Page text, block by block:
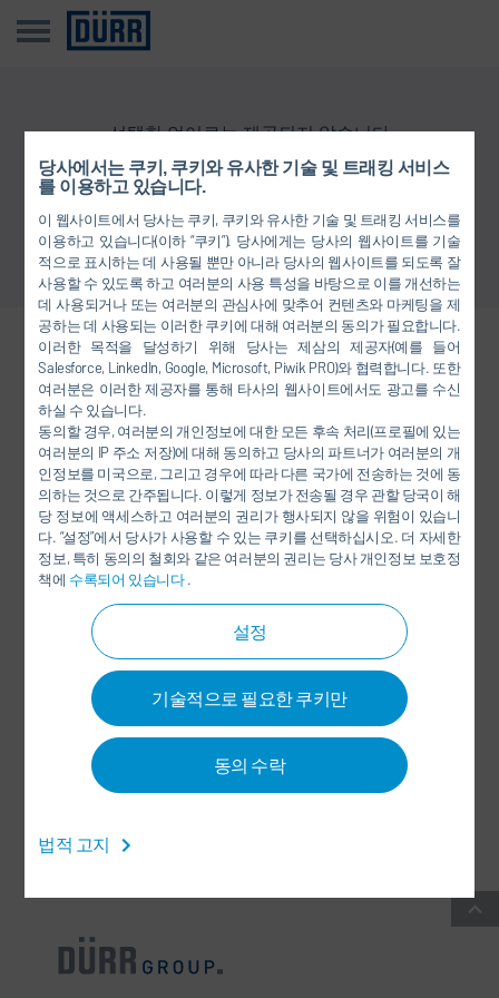
당사에서는 쿠키, 쿠키와 유사한 기술 및 트래킹 서비스
를 이용하고 있습니다.
이 웹사이트에서 당사는 쿠키, 쿠키와 유사한 기술 및 트래킹 서비스를
이용하고 있습니다(이하 “쿠키”). 당사에게는 당사의 웹사이트를 기술
적으로 표시하는 데 사용될 뿐만 아니라 당사의 웹사이트를 되도록 잘
사용할 수 있도록 하고 여러분의 사용 특성을 바탕으로 이를 개선하는
데 사용되거나 또는 여러분의 관심사에 맞추어 컨텐츠와 마케팅을 제
공하는 데 사용되는 이러한 쿠키에 대해 여러분의 동의가 필요합니다.
이러한 목적을 달성하기 위해 당사는 제삼의 제공자(예를 들어
Salesforce, LinkedIn, Google, Microsoft, Piwik PRO)와 협력합니다. 또한
여러분은 이러한 제공자를 통해 타사의 웹사이트에서도 광고를 수신
하실 수 있습니다.
동의할 경우, 여러분의 개인정보에 대한 모든 후속 처리(프로필에 있는
여러분의 IP 주소 저장)에 대해 동의하고 당사의 파트너가 여러분의 개
인정보를 미국으로, 그리고 경우에 따라 다른 국가에 전송하는 것에 동
의하는 것으로 간주됩니다. 이렇게 정보가 전송될 경우 관할 당국이 해
당 정보에 액세스하고 여러분의 권리가 행사되지 않을 위험이 있습니
다. “설정”에서 당사가 사용할 수 있는 쿠키를 선택하십시오. 더 자세한
정보, 특히 동의의 철회와 같은 여러분의 권리는 당사 개인정보 보호정
책에 수록되어 있습니다.
설정
기술적으로 필요한 쿠키만
동의 수락
법적 고지
선택한 언어로는 제공되지 않습니다
개요로 돌아가기
당사와 연결하십시오.
FACEBOOK
YOUTUBE
LINKEDIN
INSTAGRAM
SOCIAL MEDIA
뉴스 레터
CONTACT / LOCATIONS
일반 거래 약관